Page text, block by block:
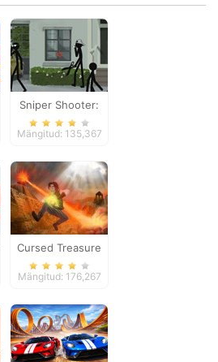
Sniper Shooter:
Stickman Killing
Mängitud: 135,367
Cursed Treasure
Mängitud: 176,267